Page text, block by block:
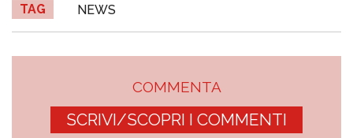
TAG NEWS
COMMENTA
SCRIVI/SCOPRI I COMMENTI